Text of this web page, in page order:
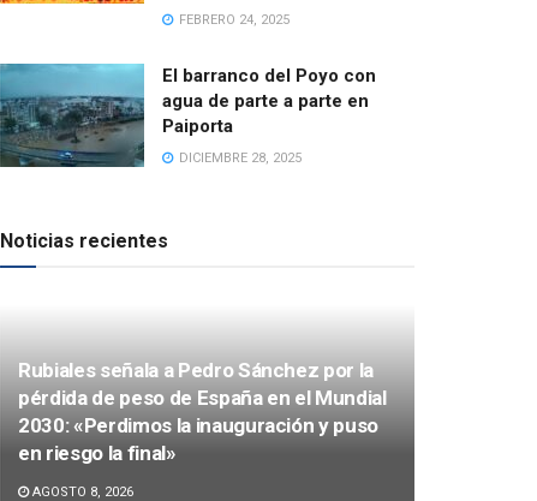
FEBRERO 24, 2025
El barranco del Poyo con
agua de parte a parte en
Paiporta
DICIEMBRE 28, 2025
Noticias recientes
Rubiales señala a Pedro Sánchez por la
pérdida de peso de España en el Mundial
2030: «Perdimos la inauguración y puso
en riesgo la final»
AGOSTO 8, 2026